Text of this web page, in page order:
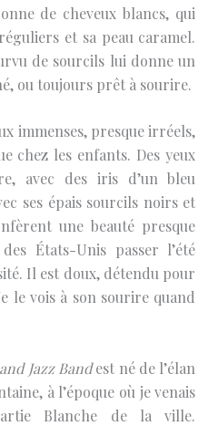
de cheveux blancs, qui
et sa peau caramel.
de sourcils lui donne un
ou toujours prêt à sourire.
immenses, presque irréels,
chez les enfants. Des yeux
avec des iris d’un bleu
ses épais sourcils noirs et
une beauté presque
États-Unis passer l’été
Il est doux, détendu pour
le vois à son sourire quand
Jazz Bandest né de l’élan
à l’époque où je venais
Blanche de la ville.